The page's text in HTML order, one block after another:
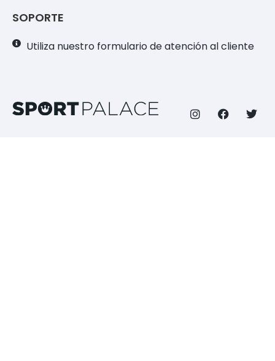
SOPORTE
Utiliza nuestro formulario de atención al cliente